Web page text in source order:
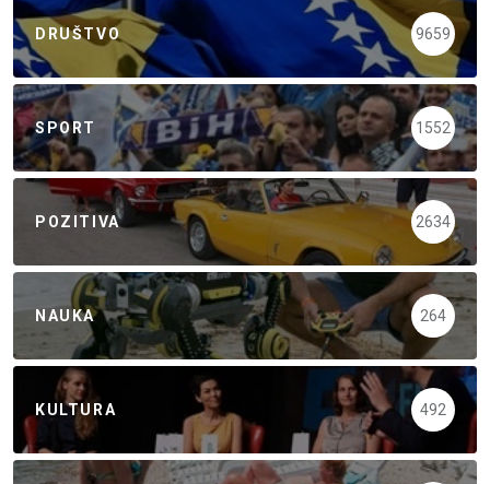
DRUŠTVO 9659
SPORT 1552
POZITIVA 2634
NAUKA 264
KULTURA 492